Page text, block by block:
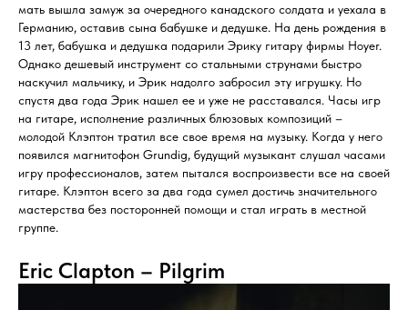
мать вышла замуж за очередного канадского солдата и уехала в
Германию, оставив сына бабушке и дедушке. На день рождения в
13 лет, бабушка и дедушка подарили Эрику гитару фирмы Hoyer.
Однако дешевый инструмент со стальными струнами быстро
наскучил мальчику, и Эрик надолго забросил эту игрушку. Но
спустя два года Эрик нашел ее и уже не расставался. Часы игр
на гитаре, исполнение различных блюзовых композиций –
молодой Клэптон тратил все свое время на музыку. Когда у него
появился магнитофон Grundig, будущий музыкант слушал часами
игру профессионалов, затем пытался воспроизвести все на своей
гитаре. Клэптон всего за два года сумел достичь значительного
мастерства без посторонней помощи и стал играть в местной
группе.
Eric Clapton – Pilgrim